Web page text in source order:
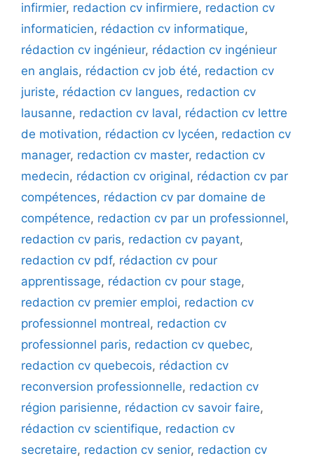
infirmier, redaction cv infirmiere, redaction cv
informaticien, rédaction cv informatique,
rédaction cv ingénieur, rédaction cv ingénieur
en anglais, rédaction cv job été, redaction cv
juriste, rédaction cv langues, redaction cv
lausanne, redaction cv laval, rédaction cv lettre
de motivation, rédaction cv lycéen, redaction cv
manager, redaction cv master, redaction cv
medecin, rédaction cv original, rédaction cv par
compétences, rédaction cv par domaine de
compétence, redaction cv par un professionnel,
redaction cv paris, redaction cv payant,
redaction cv pdf, rédaction cv pour
apprentissage, rédaction cv pour stage,
redaction cv premier emploi, redaction cv
professionnel montreal, redaction cv
professionnel paris, redaction cv quebec,
redaction cv quebecois, rédaction cv
reconversion professionnelle, redaction cv
région parisienne, rédaction cv savoir faire,
rédaction cv scientifique, redaction cv
secretaire, redaction cv senior, redaction cv